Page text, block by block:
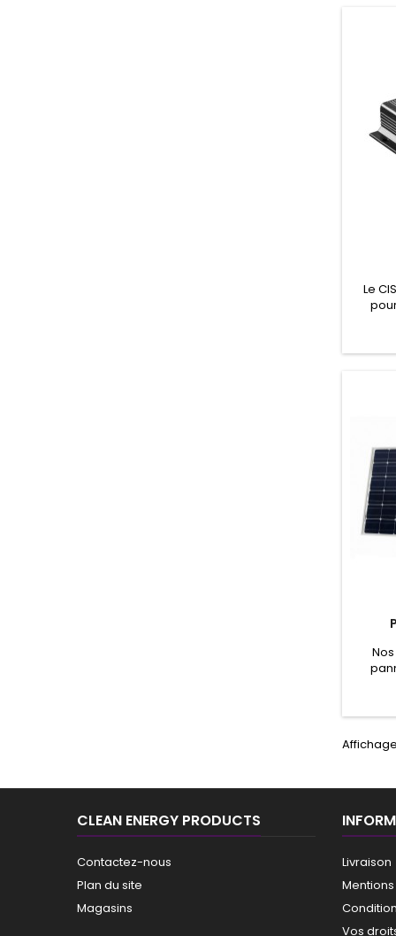
Le
par
des
CLEAN ENERGY PRODUCTS
Contactez-nous
Plan du site
Magasins
Livraison
Vos